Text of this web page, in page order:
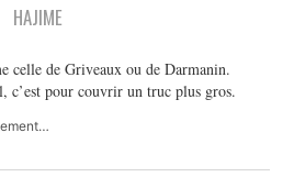
HAJIME
celle de Griveaux ou de Darmanin.
c’est pour couvrir un truc plus gros.